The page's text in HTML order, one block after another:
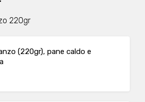
220gr
(220gr), pane caldo e